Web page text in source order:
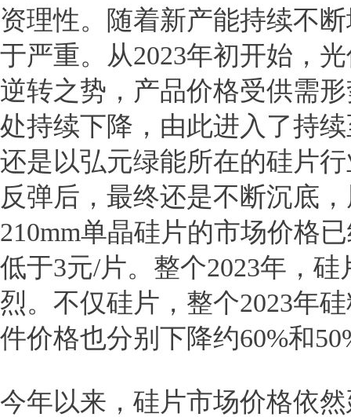
资理性。随着新产能持续不
于严重。从2023年初开始，
逆转之势，产品价格受供需
处持续下降，由此进入了持
还是以弘元绿能所在的硅片
反弹后，最终还是不断沉底
210mm单晶硅片的市场价格
低于3元/片。整个2023年，
烈。不仅硅片，整个2023年
件价格也分别下降约60%和
今年以来，硅片市场价格依